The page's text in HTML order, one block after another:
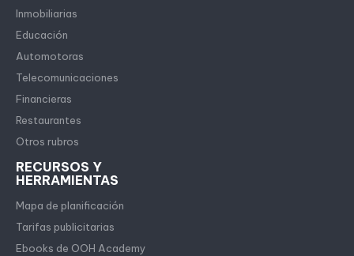
Inmobiliarias
Educación
Automotoras
Telecomunicaciones
Financieras
Restaurantes
Otros rubros
RECURSOS Y
HERRAMIENTAS
Mapa de planificación
Tarifas publicitarias
Ebooks de OOH Academy